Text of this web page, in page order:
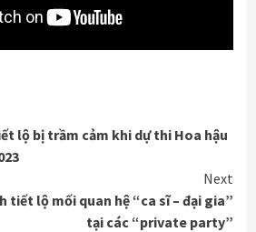
lộ bị trầm cảm khi dự thi Hoa hậu
Next
tiết lộ mối quan hệ “ca sĩ – đại gia”
tại các “private party”